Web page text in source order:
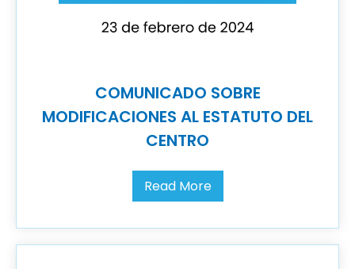
COMUNICADO SOBRE
MODIFICACIONES AL ESTATUTO DEL
CENTRO
Read More